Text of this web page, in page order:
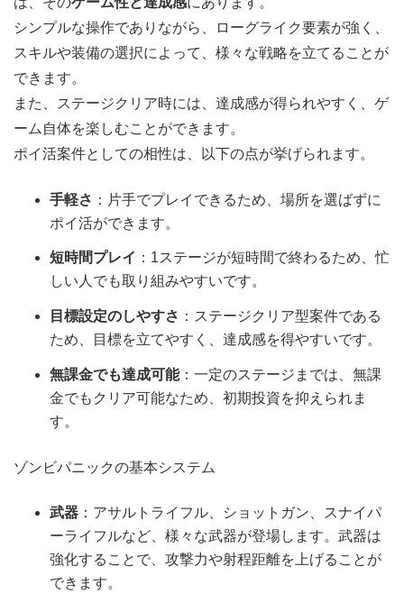
シンプルな操作でありながら、ローグライク要素が強く、
スキルや装備の選択によって、様々な戦略を立てることが
できます。
また、ステージクリア時には、達成感が得られやすく、ゲ
ーム自体を楽しむことができます。
ポイ活案件としての相性は、以下の点が挙げられます。
手軽さ ：片手でプレイできるため、場所を選ばずに
ポイ活ができます。
短時間プレイ ：1ステージが短時間で終わるため、忙
しい人でも取り組みやすいです。
目標設定のしやすさ ：ステージクリア型案件である
ため、目標を立てやすく、達成感を得やすいです。
無課金でも達成可能：一定のステージまでは、無課
金でもクリア可能なため、初期投資を抑えられま
す。
ゾンビパニックの基本システム
武器 ：アサルトライフル、ショットガン、スナイパ
ーライフルなど、様々な武器が登場します。武器は
強化することで、攻撃力や射程距離を上げることが
できます。